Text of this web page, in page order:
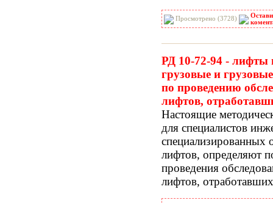
Просмотрено (3728)
РД 10-72-94 - лифты
грузовые и
по проведению
лифтов,
Настоящие
для специалистов
специализированных
лифтов, определяют
проведения
лифтов,